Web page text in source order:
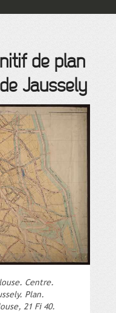
de plan
Jaussely
Centre.
Plan.
21 Fi 40.